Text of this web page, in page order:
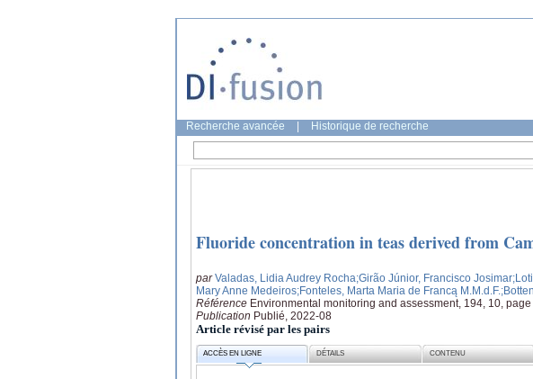
Recherche avancée Historique de recherche
Fluoride concentration in teas derived from
parValadas, Lidia Audrey Rocha;Girão Júnior, Francisco Josimar
Mary Anne Medeiros;Fonteles, Marta Maria de Francą M.M.d.F.
Référence Environmental monitoring and assessment, 194, 10,
Publication Publié, 2022-08
Article révisé par les pairs
ACCÈS EN LIGNE DÉTAILS CONTENU